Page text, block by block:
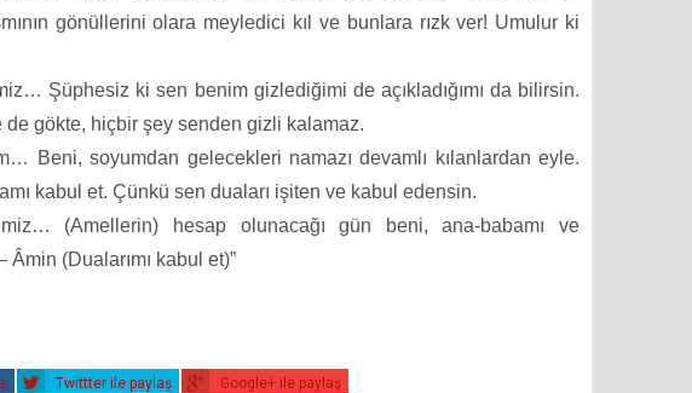
gönüllerini olara meyledici kıl ve bunlara rızk ver! Umulur ki
Şüphesiz ki sen benim gizlediğimi de açıkladığımı da bilirsin.
de gökte, hiçbir şey senden gizli kalamaz.
Beni, soyumdan gelecekleri namazı devamlı kılanlardan eyle.
kabul et. Çünkü sen duaları işiten ve kabul edensin.
(Amellerin) hesap olunacağı gün beni, ana-babamı ve
Âmin (Dualarımı kabul et)”
Twittter ile paylaş Google+ ile paylaş